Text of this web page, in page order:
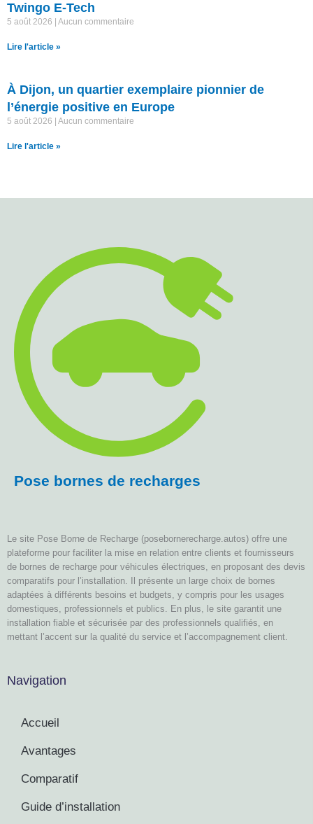
Twingo E-Tech
5 août 2026 Aucun commentaire
Lire l'article »
À Dijon, un quartier exemplaire pionnier de
l’énergie positive en Europe
5 août 2026 Aucun commentaire
Lire l'article »
Pose bornes de recharges
Le site Pose Borne de Recharge (posebornerecharge.autos) offre une
plateforme pour faciliter la mise en relation entre clients et fournisseurs
de bornes de recharge pour véhicules électriques, en proposant des devis
comparatifs pour l’installation. Il présente un large choix de bornes
adaptées à différents besoins et budgets, y compris pour les usages
domestiques, professionnels et publics. En plus, le site garantit une
installation fiable et sécurisée par des professionnels qualifiés, en
mettant l’accent sur la qualité du service et l’accompagnement client.
Navigation
Accueil
Avantages
Comparatif
Guide d’installation